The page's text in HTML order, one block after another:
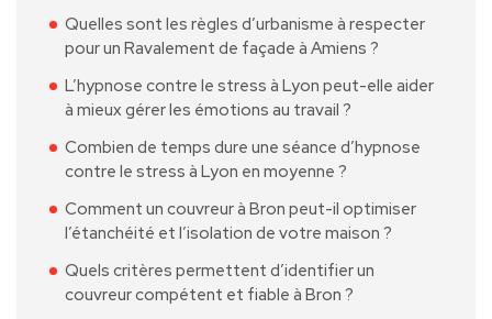
Quelles sont les règles d’urbanisme à respecter
pour un Ravalement de façade à Amiens ?
L’hypnose contre le stress à Lyon peut-elle aider
à mieux gérer les émotions au travail ?
Combien de temps dure une séance d’hypnose
contre le stress à Lyon en moyenne ?
Comment un couvreur à Bron peut-il optimiser
l’étanchéité et l’isolation de votre maison ?
Quels critères permettent d’identifier un
couvreur compétent et fiable à Bron ?